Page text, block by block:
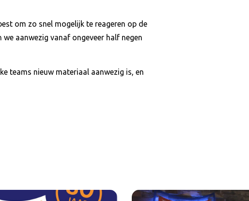
om zo snel mogelijk te reageren op de
aanwezig vanaf ongeveer half negen
teams nieuw materiaal aanwezig is, en